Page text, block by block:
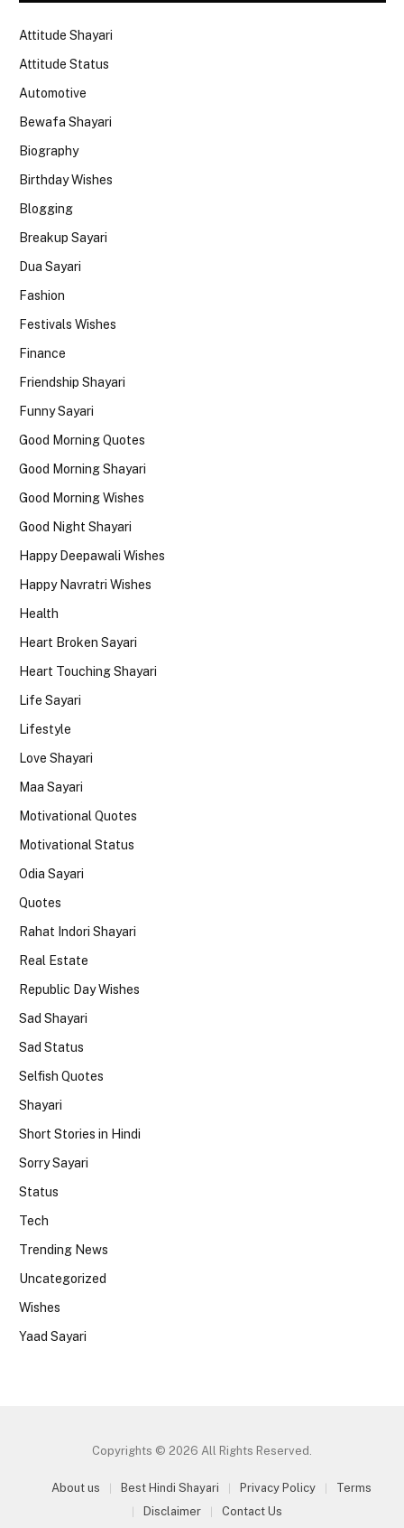
Attitude Shayari
Attitude Status
Automotive
Bewafa Shayari
Biography
Birthday Wishes
Blogging
Breakup Sayari
Dua Sayari
Fashion
Festivals Wishes
Finance
Friendship Shayari
Funny Sayari
Good Morning Quotes
Good Morning Shayari
Good Morning Wishes
Good Night Shayari
Happy Deepawali Wishes
Happy Navratri Wishes
Health
Heart Broken Sayari
Heart Touching Shayari
Life Sayari
Lifestyle
Love Shayari
Maa Sayari
Motivational Quotes
Motivational Status
Odia Sayari
Quotes
Rahat Indori Shayari
Real Estate
Republic Day Wishes
Sad Shayari
Sad Status
Selfish Quotes
Shayari
Short Stories in Hindi
Sorry Sayari
Status
Tech
Trending News
Uncategorized
Wishes
Yaad Sayari
Copyrights © 2026 All Rights Reserved.
About us Best Hindi Shayari Privacy Policy
Terms
Disclaimer
Contact Us